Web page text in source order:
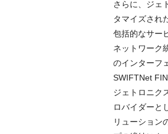
さらに、ジェ
タマイズされ
包括的なサー
ネットワーク
のインターフ
SWIFTNet
ジェトロニク
ロバイダーと
リューション